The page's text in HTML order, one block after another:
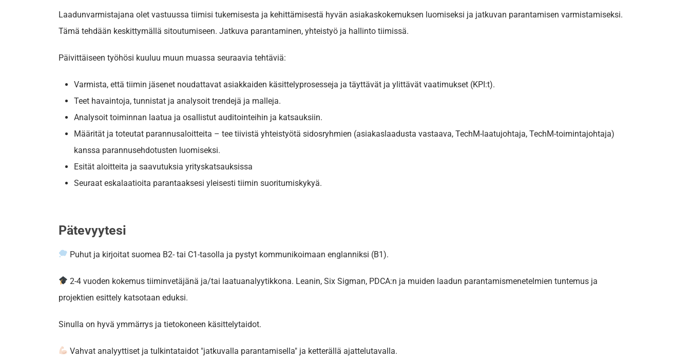
Laadunvarmistajana olet vastuussa tiimisi tukemisesta ja kehittämisestä hyvän asiakaskokemuksen luomiseksi ja jatkuvan parantamisen varmistamiseksi.
Tämä tehdään keskittymällä sitoutumiseen. Jatkuva parantaminen, yhteistyö ja hallinto tiimissä.
Päivittäiseen työhösi kuuluu muun muassa seuraavia tehtäviä:
Varmista, että tiimin jäsenet noudattavat asiakkaiden käsittelyprosesseja ja täyttävät ja ylittävät vaatimukset (KPI:t).
Teet havaintoja, tunnistat ja analysoit trendejä ja malleja.
Analysoit toiminnan laatua ja osallistut auditointeihin ja katsauksiin.
Määrität ja toteutat parannusaloitteita – tee tiivistä yhteistyötä sidosryhmien (asiakaslaadusta vastaava, TechM-laatujohtaja, TechM-toimintajohtaja)
kanssa parannusehdotusten luomiseksi.
Esität aloitteita ja saavutuksia yrityskatsauksissa
Seuraat eskalaatioita parantaaksesi yleisesti tiimin suoritumiskykyä.
Pätevyytesi
Puhut ja kirjoitat suomea B2- tai C1-tasolla ja pystyt kommunikoimaan englanniksi (B1).
2-4 vuoden kokemus tiiminvetäjänä ja/tai laatuanalyytikkona. Leanin, Six Sigman, PDCA:n ja muiden laadun parantamismenetelmien tuntemus ja
projektien esittely katsotaan eduksi.
Sinulla on hyvä ymmärrys ja tietokoneen käsittelytaidot.
Vahvat analyyttiset ja tulkintataidot "jatkuvalla parantamisella" ja ketterällä ajattelutavalla.